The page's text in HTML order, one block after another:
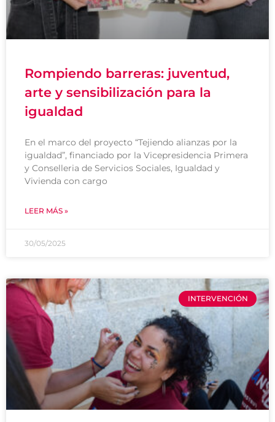
Rompiendo barreras: juventud,
arte y sensibilización para la
igualdad
En el marco del proyecto “Tejiendo alianzas por la
igualdad”, financiado por la Vicepresidencia Primera
y Conselleria de Servicios Sociales, Igualdad y
Vivienda con cargo
LEER MÁS »
30/05/2025
INTERVENCIÓN